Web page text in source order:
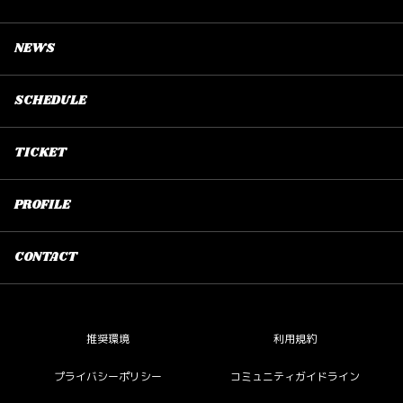
NEWS
SCHEDULE
TICKET
PROFILE
CONTACT
推奨環境 利用規約
プライバシーポリシー コミュニティガイドライン